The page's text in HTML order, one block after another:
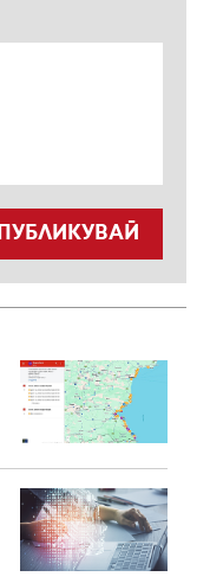
ПУБЛИКУВАЙ